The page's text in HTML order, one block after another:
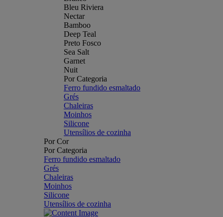
Bleu Riviera
Nectar
Bamboo
Deep Teal
Preto Fosco
Sea Salt
Garnet
Nuit
Por Categoria
Ferro fundido esmaltado
Grés
Chaleiras
Moinhos
Silicone
Utensílios de cozinha
Por Cor
Por Categoria
Ferro fundido esmaltado
Grés
Chaleiras
Moinhos
Silicone
Utensílios de cozinha